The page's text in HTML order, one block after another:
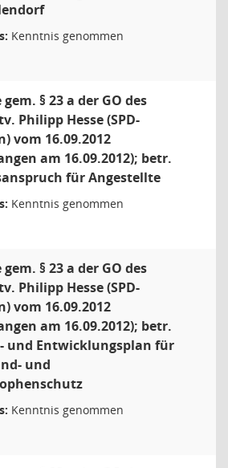
Kenntnis genommen
§ 23 a der GO des
Philipp Hesse (SPD-
vom 16.09.2012
am 16.09.2012); betr.
für Angestellte
Kenntnis genommen
§ 23 a der GO des
Philipp Hesse (SPD-
vom 16.09.2012
am 16.09.2012); betr.
und Entwicklungsplan für
und
Kenntnis genommen